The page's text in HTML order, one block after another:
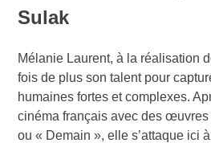
Sulak
Mélanie Laurent, à la réalisation
fois de plus son talent pour
humaines fortes et complexes.
cinéma français avec des
ou « Demain », elle s’attaque ici